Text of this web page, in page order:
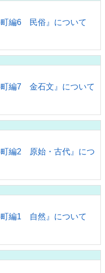
編6 民俗』について
編7 金石文』について
編2 原始・古代』につ
編1 自然』について